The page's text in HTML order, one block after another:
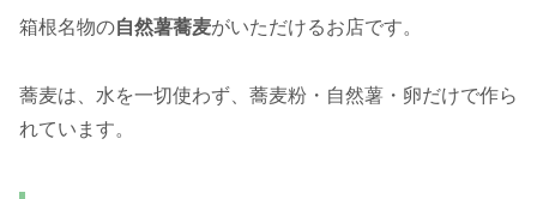
箱根名物の自然薯蕎麦がいただけるお店です。
蕎麦は、水を一切使わず、蕎麦粉・自然薯・卵だけで作ら
れています。